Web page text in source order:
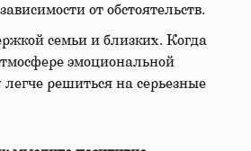
от обстоятельств.
семьи и близких. Когда
эмоциональной
легче решиться на серьезные